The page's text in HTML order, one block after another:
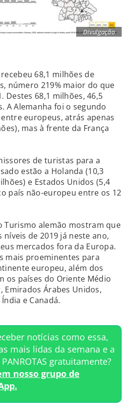
Divulgação
68,1 milhões de
número 219% maior do que
Destes 68,1 milhões, 46,5
A Alemanha foi o segundo
europeus, atrás apenas
mas à frente da França
de turistas para a
estão a Holanda (10,3
e Estados Unidos (5,4
país não-europeu entre os 12
Turismo alemão mostram que
de 2019 já neste ano,
mercados fora da Europa.
mais proeminentes para
europeu, além dos
os países do Oriente Médio
Emirados Árabes Unidos,
e Canadá.
notícias como essa,
mais lidas da semana e a
gratuitamente?
nosso grupo de